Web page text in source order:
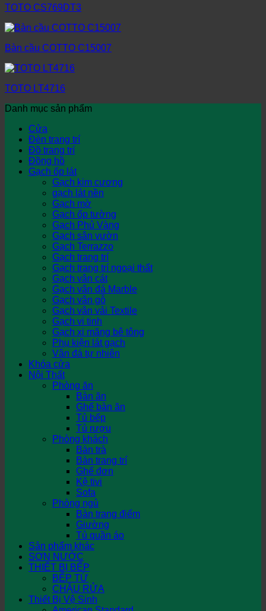
TOTO CS769DT3
Bàn cầu COTTO C15007
TOTO LT4716
Danh mục sản phẩm
Cửa
Đèn trang trí
Đồ trang trí
Đồng hồ
Gạch ốp lát
Gạch kim cương
gạch lát nền
Gạch mờ
Gạch ốp tường
Gạch Phủ Vàng
Gạch sân vườn
Gạch Terrazzo
Gạch trang trí
Gạch trang trí ngoại thất
Gạch vân cát
Gạch vân đá Marble
Gạch vân gỗ
Gạch vân vải Textile
Gạch vi tinh
Gạch xi măng bê tông
Phụ kiện lát gạch
Vân đá tự nhiên
Khóa cửa
Nội Thất
Phòng ăn
Bàn ăn
Ghế bàn ăn
Tủ bếp
Tủ rượu
Phòng khách
Bàn trà
Bàn trang trí
Ghế đơn
Kệ tivi
Sofa
Phòng ngủ
Bàn trang điểm
Giường
Tủ quần áo
Sản phẩm khác
SƠN NƯỚC
THIẾT BỊ BẾP
BẾP TỪ
CHẬU RỬA
Thiết Bị Vệ Sinh